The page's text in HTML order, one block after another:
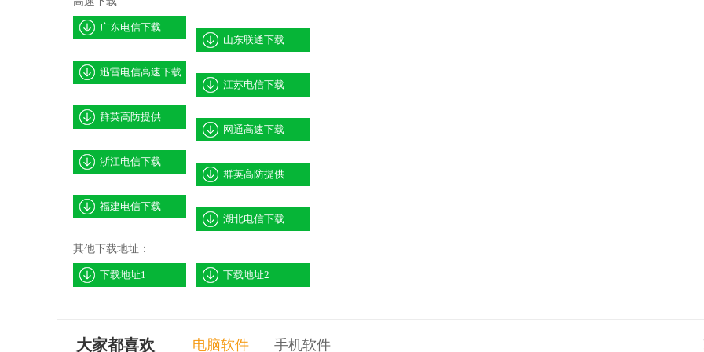
广东电信下载
山东联通下载
迅雷电信高速下载
江苏电信下载
群英高防提供
网通高速下载
浙江电信下载
群英高防提供
福建电信下载
湖北电信下载
其他下载地址：
下载地址1 下载地址2
大家都喜欢 电脑软件 手机软件